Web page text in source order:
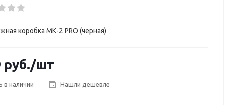
коробка МК-2 PRO (черная)
руб./шт
в наличии Нашли дешевле